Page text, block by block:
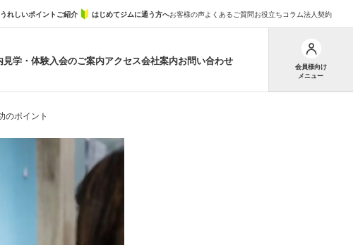
れしいポイントご紹介 はじめてジムに通う方へお客様の声よくあるご質問お役立ちコラム法人契約
見学・体験入会のご案内アクセス会社案内お問い合わせ
会員様向け
メニュー
のポイント